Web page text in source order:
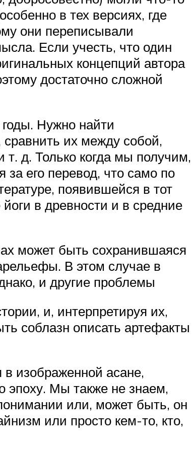
в тех версиях, где
они переписывали
Если учесть, что один
концепций автора
достаточно сложной
Нужно найти
сравнить их между собой,
т. д. Только когда мы получим,
его перевод, что само по
появившейся в тот
в древности и в средние
может быть сохранившаяся
В этом случае в
и другие проблемы
и, интерпретируя их,
соблазн описать артефакты
изображенной асане,
эпоху. Мы также не знаем,
или, может быть, он
или просто кем-то, кто,